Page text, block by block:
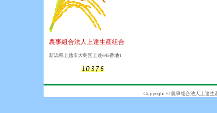
農事組合法人上達生産組合
新潟県上越市大島区上達645番地1
Copyright © 農事組合法人上達生